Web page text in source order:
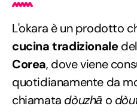
L'okara è un prodotto
cucina tradizionaledel
Corea, dove viene
quotidianamente da
chiamata dòuzhā o